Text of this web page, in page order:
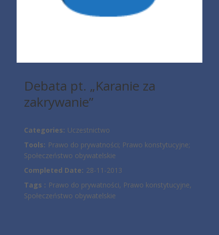
Debata pt. „Karanie za
zakrywanie”
Categories: Uczestnictwo
Tools: Prawo do prywatności; Prawo konstytucyjne;
Społeczeństwo obywatelskie
Completed Date: 28-11-2013
Tags : Prawo do prywatności, Prawo konstytucyjne,
Społeczeństwo obywatelskie